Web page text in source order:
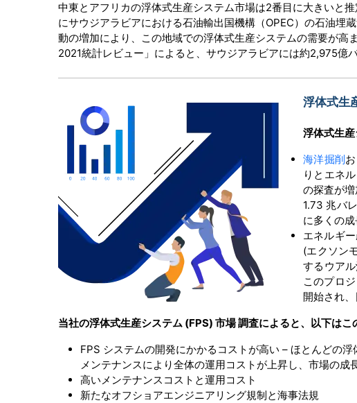
中東とアフリカの浮体式生産システム市場は2番目に大きいと
にサウジアラビアにおける石油輸出国機構（OPEC）の石油埋
動の増加により、この地域での浮体式生産システムの需要が
2021統計レビュー」によると、サウジアラビアには約2,975億
浮体式生
浮体式生
海洋掘削
りとエネ
の探査が
1.73 兆バ
に多くの
エネルギ
(エクソン
するウア
このプロ
開始され
当社の浮体式生産システム (FPS) 市場 調査によると、以下はこ
FPS システムの開発にかかるコストが高い – ほとんどの
メンテナンスにより全体の運用コストが上昇し、市場の成
高いメンテナンスコストと運用コスト
新たなオフショアエンジニアリング規制と海事法規